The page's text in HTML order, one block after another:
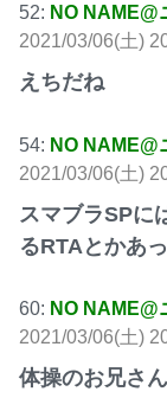
52: NO NAME@
2021/03/06(土)
えちだね
54: NO NAME@
2021/03/06(土)
スマブラSPに
るRTAとかあ
60: NO NAME@
2021/03/06(土)
体操のお兄さ